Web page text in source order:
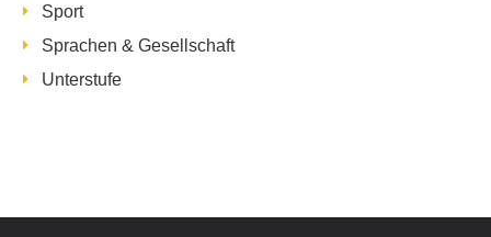
Sport
Sprachen & Gesellschaft
Unterstufe